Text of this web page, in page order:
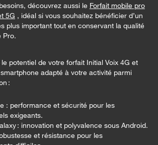
découvrez aussi le Forfait mobile pro
5G , idéal si vous souhaitez bénéficier d’un
plus important tout en conservant la qualité
Pro.
potentiel de votre forfait Initial Voix 4G et
adapté à votre activité parmi
:
: performance et sécurité pour les
exigeants.
: innovation et polyvalence sous Android.
et résistance pour les